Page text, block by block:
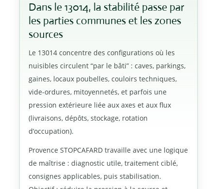
Dans le 13014, la stabilité passe par
les parties communes et les zones
sources
Le 13014 concentre des configurations où les
nuisibles circulent “par le bâti” : caves, parkings,
gaines, locaux poubelles, couloirs techniques,
vide-ordures, mitoyennetés, et parfois une
pression extérieure liée aux axes et aux flux
(livraisons, dépôts, stockage, rotation
d’occupation).
Provence STOPCAFARD travaille avec une logique
de maîtrise : diagnostic utile, traitement ciblé,
consignes applicables, puis stabilisation.